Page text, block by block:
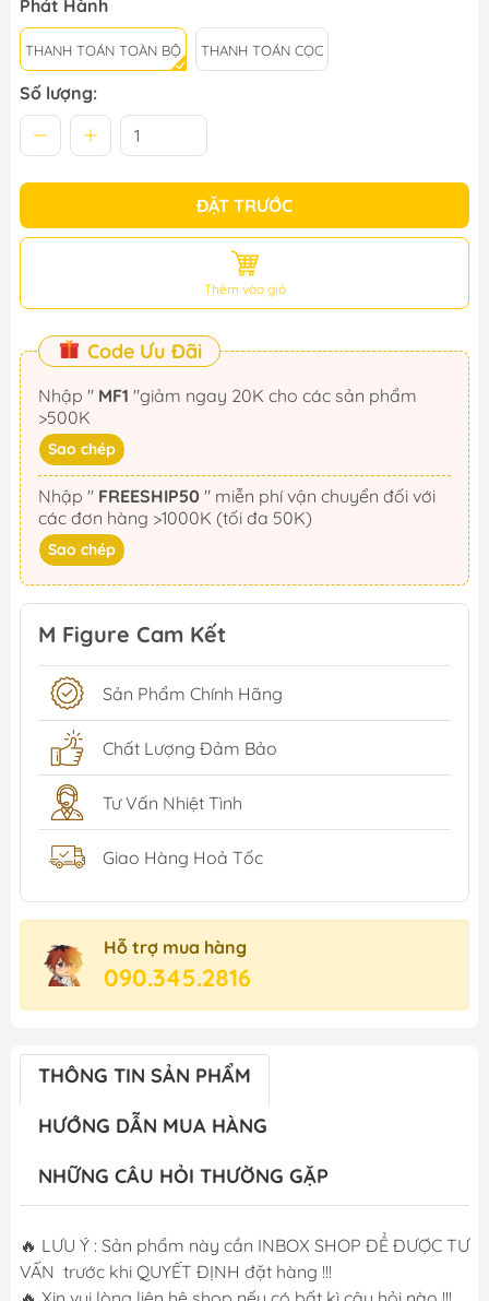
Phát Hành
THANH TOÁN TOÀN BỘ THANH TOÁN CỌC
Số lượng:
ĐẶT TRƯỚC
Thêm vào giỏ
Code Ưu Đãi
Nhập " MF1
>500K
Sao chép
Nhập " FREESHIP50
các đơn hàng >1000K (tối đa 50K)
Sao chép
M Figure Cam Kết
Sản Phẩm Chính Hãng
Chất Lượng Đảm Bảo
Tư Vấn Nhiệt Tình
Giao Hàng Hoả Tốc
Hỗ trợ mua hàng
090.345.2816
THÔNG TIN SẢN PHẨM
HƯỚNG DẪN MUA HÀNG
NHỮNG CÂU HỎI THƯỜNG GẶP
🔥 LƯU Ý : Sản phẩm này cần INBOX SHOP ĐỂ ĐƯỢC TƯ
VẤN trước khi QUYẾT ĐỊNH đặt hàng !!!